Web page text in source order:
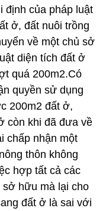
định của pháp luật
ở, đất nuôi trồng
về một chủ sở
diện tích đất ở
quá 200m2.Có
quyền sử dụng
200m2 đất ở,
còn khi đã đưa về
chấp nhận một
thôn không
hợp tất cả các
sở hữu mà lại cho
đất ở là sai với